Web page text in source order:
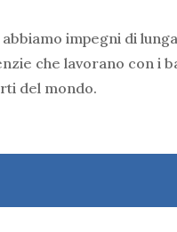
impegni di
che lavorano con i
del mondo.